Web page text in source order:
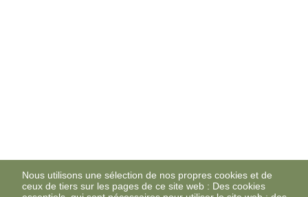
Nous utilisons une sélection de nos propres cookies et de
ceux de tiers sur les pages de ce site web : Des cookies